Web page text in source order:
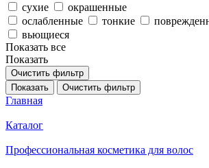
сухие
окрашенные
ослабленные
тонкие
вьющиеся
Показать все
Показать
Очистить фильтр
Показать
Очистить фильтр
Главная
Каталог
Профессиональная косметика для волос